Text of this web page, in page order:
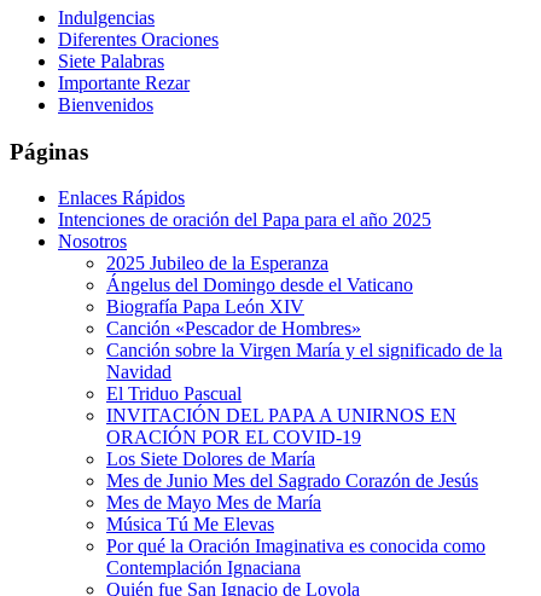
Indulgencias
Diferentes Oraciones
Siete Palabras
Importante Rezar
Bienvenidos
Páginas
Enlaces Rápidos
Intenciones de oración del Papa para el año 2025
Nosotros
2025 Jubileo de la Esperanza
Ángelus del Domingo desde el Vaticano
Biografía Papa León XIV
Canción «Pescador de Hombres»
Canción sobre la Virgen María y el significado de la
Navidad
El Triduo Pascual
INVITACIÓN DEL PAPA A UNIRNOS EN
ORACIÓN POR EL COVID-19
Los Siete Dolores de María
Mes de Junio Mes del Sagrado Corazón de Jesús
Mes de Mayo Mes de María
Música Tú Me Elevas
Por qué la Oración Imaginativa es conocida como
Contemplación Ignaciana
Quién fue San Ignacio de Loyola